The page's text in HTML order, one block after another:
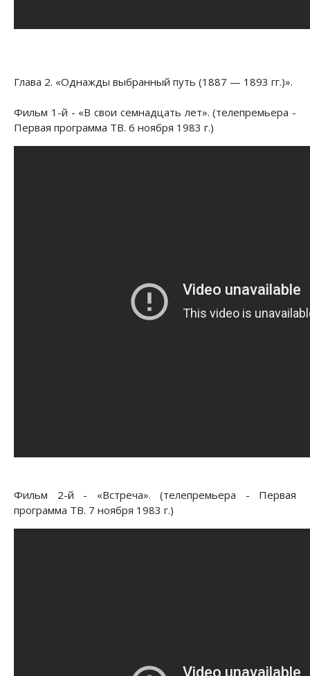
Глава 2. «Однажды выбранный путь (1887 — 1893 гг.)».
Фильм 1-й - «В свои семнадцать лет». (телепремьера -
Первая программа ТВ. 6 ноября 1983 г.)
Фильм 2-й - «Встреча». (телепремьера - Первая
программа ТВ. 7 ноября 1983 г.)